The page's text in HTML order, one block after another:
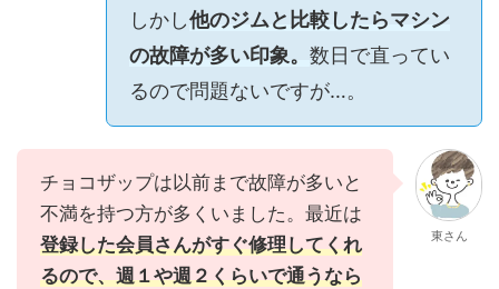
しかし他のジムと比較したらマシン
の故障が多い印象。 数日で直ってい
るので問題ないですが…。
チョコザップは以前まで故障が多いと
不満を持つ方が多くいました。最近は
登録した会員さんがすぐ修理してくれ
るので、週１や週２くらいで通うなら
東さん